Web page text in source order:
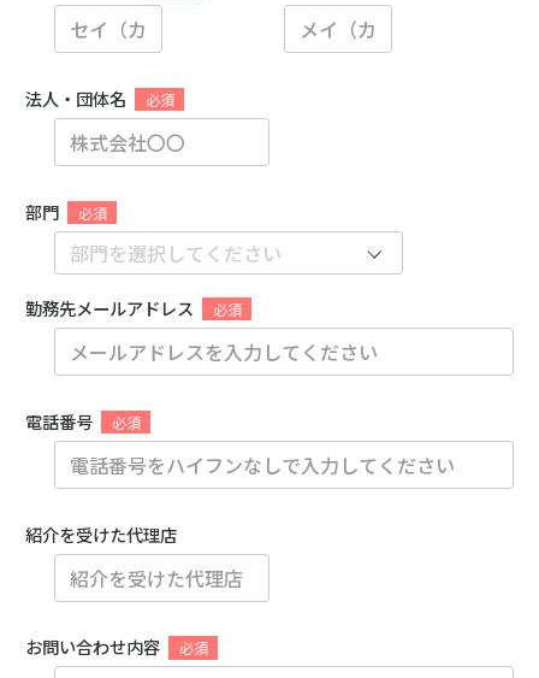
法人・団体名
部門
勤務先メールアドレス
電話番号
紹介を受けた代理店
お問い合わせ内容